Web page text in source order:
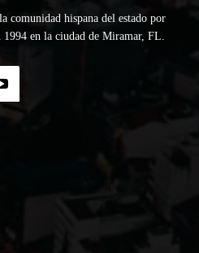
comunidad hispana del estado por
1994 en la ciudad de Miramar, FL.